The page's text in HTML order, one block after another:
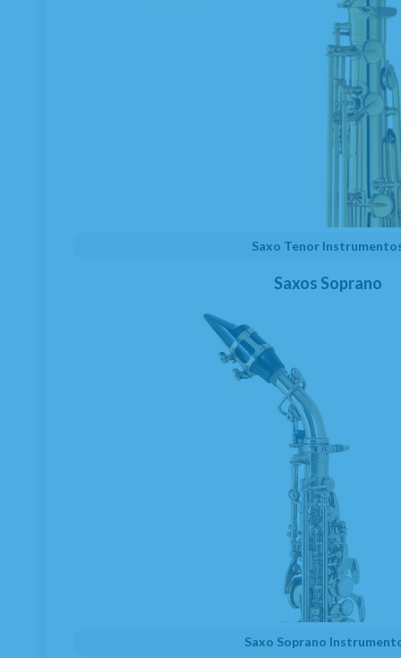
Saxo Tenor
Saxos Soprano
Saxo Soprano